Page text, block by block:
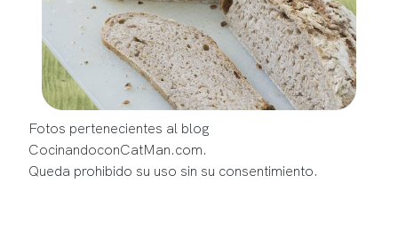
Fotos pertenecientes al blog
CocinandoconCatMan.com.
Queda prohibido su uso sin su consentimiento.